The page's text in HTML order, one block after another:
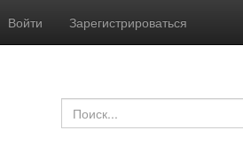
Войти Зарегистрироваться